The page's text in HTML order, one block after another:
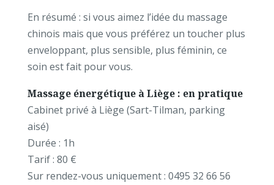
En résumé : si vous aimez l’idée du massage
chinois mais que vous préférez un toucher plus
enveloppant, plus sensible, plus féminin, ce
soin est fait pour vous.
Massage énergétique à Liège : en pratique
Cabinet privé à Liège (Sart-Tilman, parking
aisé)
Durée : 1h
Tarif : 80 €
Sur rendez-vous uniquement : 0495 32 66 56